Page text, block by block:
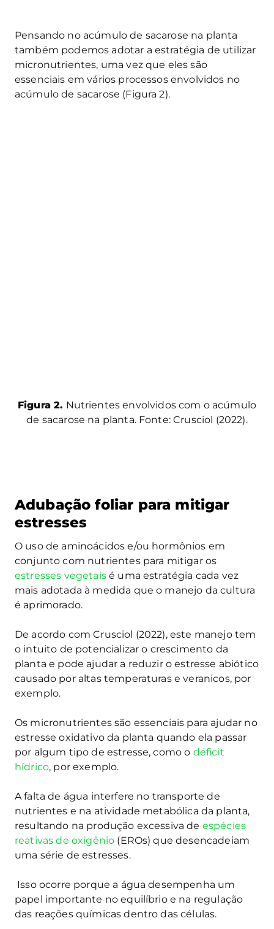
Pensando no acúmulo de sacarose na planta
também podemos adotar a estratégia de utilizar
micronutrientes, uma vez que eles são
essenciais em vários processos envolvidos no
acúmulo de sacarose (Figura 2).
Figura 2. Nutrientes envolvidos com o acúmulo
de sacarose na planta. Fonte: Crusciol (2022).
Adubação foliar para mitigar
estresses
O uso de aminoácidos e/ou hormônios em
conjunto com nutrientes para mitigar os
estresses vegetaisé uma estratégia cada vez
mais adotada à medida que o manejo da cultura
é aprimorado.
De acordo com Crusciol (2022), este manejo tem
o intuito de potencializar o crescimento da
planta e pode ajudar a reduzir o estresse abiótico
causado por altas temperaturas e veranicos, por
exemplo.
Os micronutrientes são essenciais para ajudar no
estresse oxidativo da planta quando ela passar
por algum tipo de estresse, como o déficit
hídrico, por exemplo.
A falta de água interfere no transporte de
nutrientes e na atividade metabólica da planta,
resultando na produção excessiva de espécies
reativas de oxigênio (EROs) que desencadeiam
uma série de estresses.
Isso ocorre porque a água desempenha um
papel importante no equilíbrio e na regulação
das reações químicas dentro das células.